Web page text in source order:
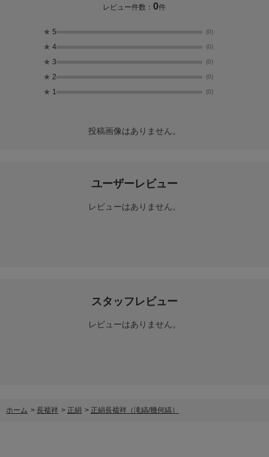
レビュー件数：0件
★ 5 (0)
★ 4 (0)
★ 3 (0)
★ 2 (0)
★ 1 (0)
投稿画像はありません。
ユーザーレビュー
レビューはありません。
スタッフレビュー
レビューはありません。
ホーム > 長襦袢 > 正絹 > 正絹長襦袢（滝縞/幾何縞）